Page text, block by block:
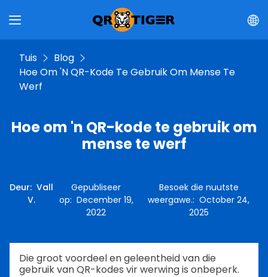
Tuis
Blog
Hoe Om 'n QR-Kode Te Gebruik Om Mense Te
Werf
Hoe om 'n QR-kode te gebruik om
mense te werf
Deur: Vall
V.
Gepubliseer
op: December 19,
2022
Besoek die nuutste
weergawe.:October 24,
2025
Die groot voordeel en geleentheid van die
gebruik van QR-kodes vir werwing is onbeperk.